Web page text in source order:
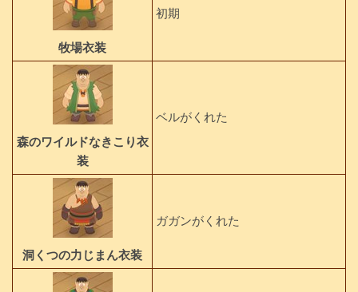
牧場衣装
初期
森のワイルドなきこり衣
装
ベルがくれた
洞くつの力じまん衣装
ガガンがくれた